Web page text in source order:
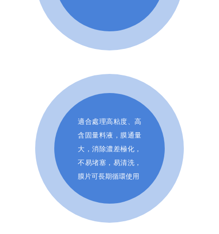
適合處理高粘度、高
含固量料液，膜通量
大，消除濃差極化，
不易堵塞，易清洗，
膜片可長期循環使用